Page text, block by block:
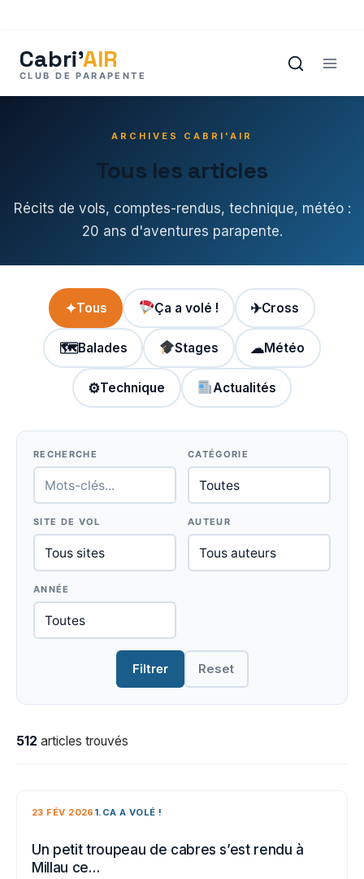
contenu
ARCHIVES CABRI'AIR
Tous les articles
Récits de vols, comptes-rendus, technique, météo :
20 ans d'aventures parapente.
✦Tous Ça a volé ! ✈Cross
🗺Balades Stages ☁Météo
⚙Technique Actualités
RECHERCHE CATÉGORIE
SITE DE VOL AUTEUR
ANNÉE
Filtrer Reset
512 articles trouvés
23 FÉV 2026 1.CA A VOLÉ !
Un petit troupeau de cabres s’est rendu à
Millau ce…